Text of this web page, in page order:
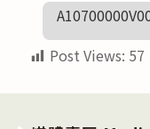
Post Views: 57